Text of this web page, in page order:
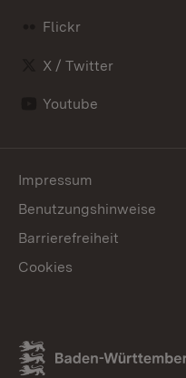
Flickr
X / Twitter
Youtube
Link zum Landesportal
Impressum
Benutzungshinweise
Barrierefreiheit
Cookies